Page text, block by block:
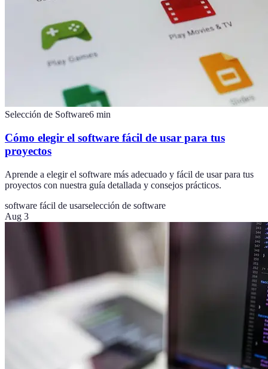
Selección de Software6 min
Cómo elegir el software fácil de usar para tus
proyectos
Aprende a elegir el software más adecuado y fácil de usar para tus
proyectos con nuestra guía detallada y consejos prácticos.
software fácil de usarselección de software
Aug 3